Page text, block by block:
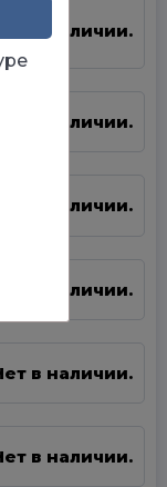
Нет в наличии.
Нет в наличии.
Нет в наличии.
Нет в наличии.
в наличии.
в наличии.